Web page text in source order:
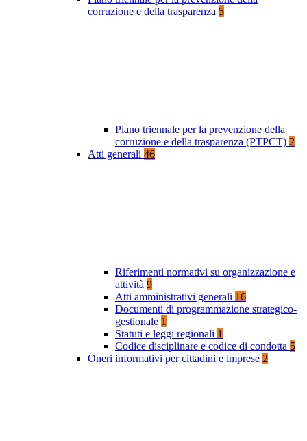
corruzione e della trasparenza 5
Piano triennale per la prevenzione della
corruzione e della trasparenza (PTPCT) 2
Atti generali 46
Riferimenti normativi su organizzazione e
attività 9
Atti amministrativi generali 16
Documenti di programmazione strategico-
gestionale 1
Statuti e leggi regionali 1
Codice disciplinare e codice di condotta 5
Oneri informativi per cittadini e imprese 2